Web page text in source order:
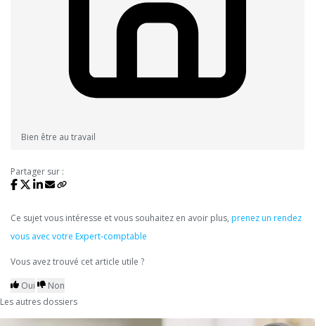
Bien être au travail
Partager sur :
Ce sujet vous intéresse et vous souhaitez en avoir plus, prenez un rendez
vous avec votre Expert-comptable
Vous avez trouvé cet article utile ?
Oui
Non
Les autres dossiers